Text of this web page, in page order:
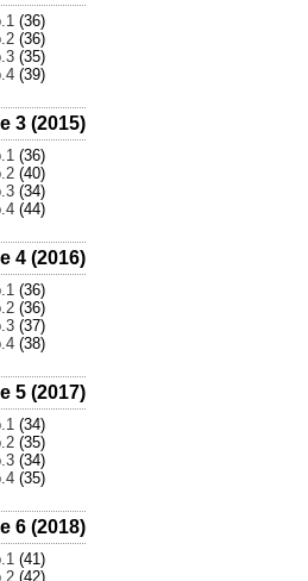
(36)
(36)
(35)
(39)
3 (2015)
(36)
(40)
(34)
(44)
4 (2016)
(36)
(36)
(37)
(38)
5 (2017)
(34)
(35)
(34)
(35)
6 (2018)
(41)
(42)